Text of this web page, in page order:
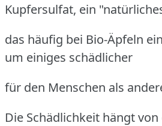
Kupfersulfat, ein
das häufig bei Bio-Äpfeln
um einiges schädlicher
für den Menschen als
Die Schädlichkeit hängt